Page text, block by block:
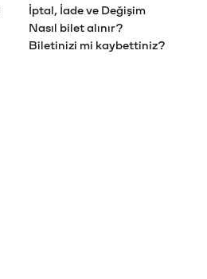
İptal, İade ve Değişim
Nasıl bilet alınır?
Biletinizi mi kaybettiniz?